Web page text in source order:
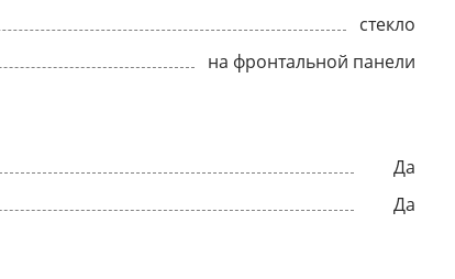
стекло
на фронтальной панели
Да
Да